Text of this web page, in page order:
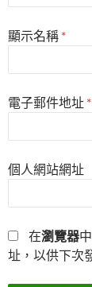
顯示名稱 *
電子郵件地址 *
個人網站網址
在瀏覽器
址，以供下次